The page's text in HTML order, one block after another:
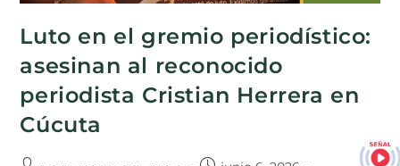
Luto en el gremio periodístico:
asesinan al reconocido
periodista Cristian Herrera en
Cúcuta